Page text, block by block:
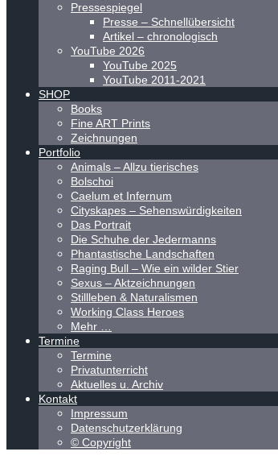
Pressespiegel
Presse – Schnellübersicht
Artikel – chronologisch
YouTube 2026
YouTube 2025
YouTube 2011-2021
SHOP
Books
Fine ART Prints
Zeichnungen
Portfolio
Animals – Allzu tierisches
Bolschoi
Caelum et Infernum
Cityskapes – Sehenswürdigkeiten
Das Portrait
Die Schuhe der Jedermanns
Phantastische Landschaften
Raging Bull – Wie ein wilder Stier
Sexus – Aktzeichnungen
Stillleben & Naturalismen
Working Class Heroes
Mehr …
Termine
Termine
Privatunterricht
Aktuelles u. Archiv
Kontakt
Impressum
Datenschutzerklärung
© Copyright